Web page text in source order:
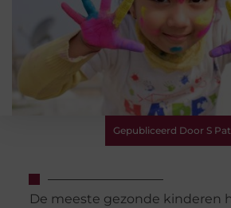
Gepubliceerd Door S
De meeste gezonde kinderen